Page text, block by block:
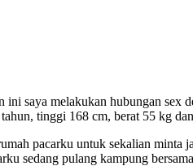
saya melakukan hubungan sex
tinggi 168 cm, berat 55 kg
pacarku untuk sekalian minta
sedang pulang kampung